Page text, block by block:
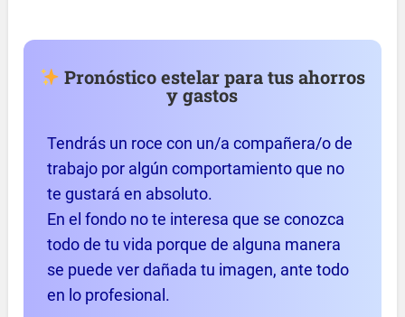
Pronóstico estelar para tus ahorros
y gastos
Tendrás un roce con un/a compañera/o de
trabajo por algún comportamiento que no
te gustará en absoluto.
En el fondo no te interesa que se conozca
todo de tu vida porque de alguna manera
se puede ver dañada tu imagen, ante todo
en lo profesional.